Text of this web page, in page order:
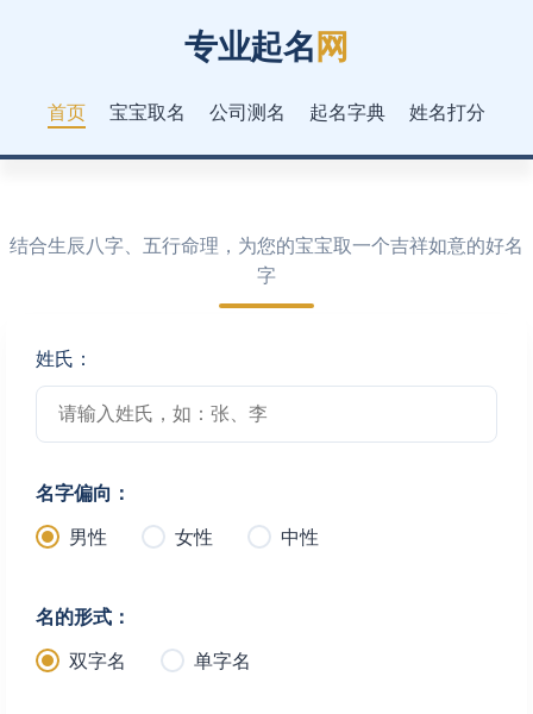
专业起名 网
首页 宝宝取名 公司测名 起名字典 姓名打分
结合生辰八字、五行命理，为您的宝宝取一个吉祥如意的好名
字
姓氏：
名字偏向：
男性 女性 中性
名的形式：
双字名 单字名